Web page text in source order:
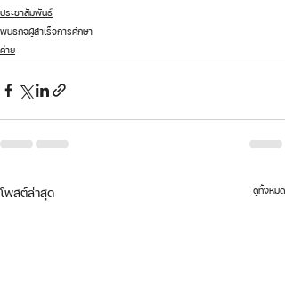
ประชาสัมพันธ์
พันธกิจผู้สำเร็จการศึกษา
ค่าย
โพสต์ล่าสุด ดูทั้งหมด